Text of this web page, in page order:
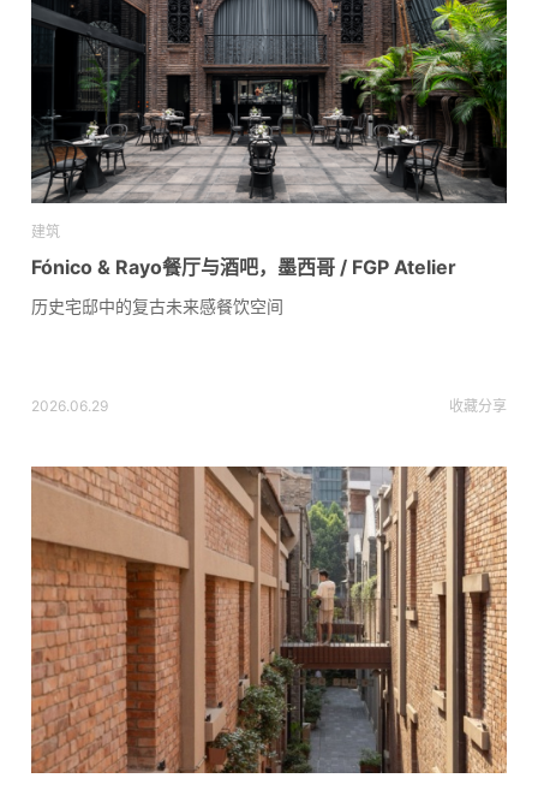
建筑
Fónico & Rayo餐厅与酒吧，墨西哥 / FGP Atelier
历史宅邸中的复古未来感餐饮空间
2026.06.29 收藏分享